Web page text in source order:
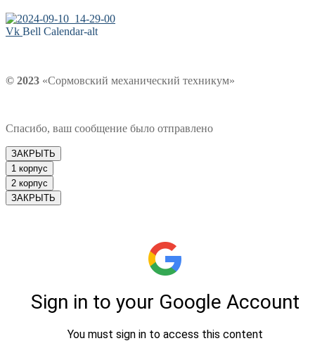
Vk Bell Calendar-alt
© 2023 «Сормовский механический техникум»
Спасибо, ваш сообщение было отправлено
ЗАКРЫТЬ
1 корпус
2 корпус
ЗАКРЫТЬ